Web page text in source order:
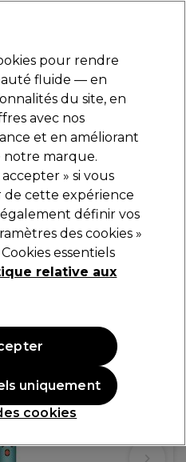
Se connecter
Electro et Matériel
et délais
suite
i.d. ™ Straight +
Topaze
pour rendre
fluide — en
du site, en
avec nos
et en améliorant
notre marque.
» si vous
de cette expérience
définir vos
des cookies »
essentiels
relative aux
cookies
uniquement